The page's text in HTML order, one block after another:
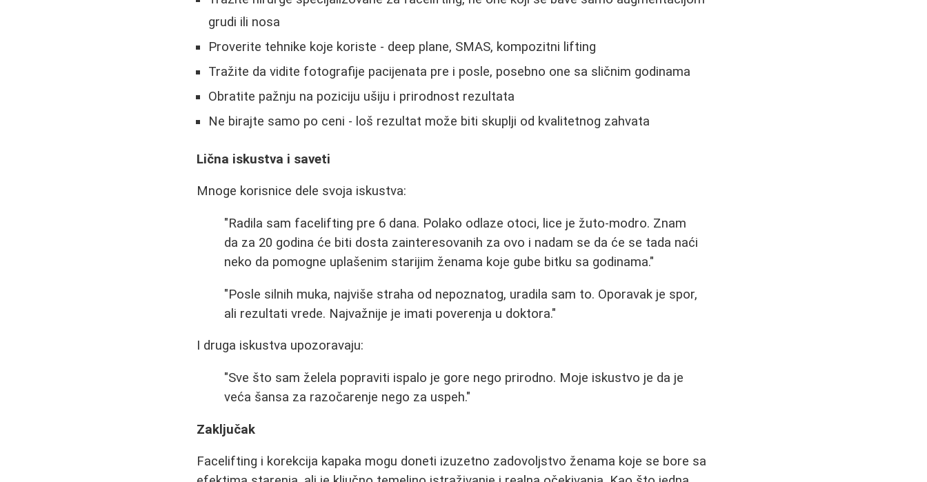
grudi ili nosa
Proverite tehnike koje koriste - deep plane, SMAS, kompozitni lifting
Tražite da vidite fotografije pacijenata pre i posle, posebno one sa sličnim godinama
Obratite pažnju na poziciju ušiju i prirodnost rezultata
Ne birajte samo po ceni - loš rezultat može biti skuplji od kvalitetnog zahvata
Lična iskustva i saveti
Mnoge korisnice dele svoja iskustva:
"Radila sam facelifting pre 6 dana. Polako odlaze otoci, lice je žuto-modro. Znam
da za 20 godina će biti dosta zainteresovanih za ovo i nadam se da će se tada naći
neko da pomogne uplašenim starijim ženama koje gube bitku sa godinama."
"Posle silnih muka, najviše straha od nepoznatog, uradila sam to. Oporavak je spor,
ali rezultati vrede. Najvažnije je imati poverenja u doktora."
I druga iskustva upozoravaju:
"Sve što sam želela popraviti ispalo je gore nego prirodno. Moje iskustvo je da je
veća šansa za razočarenje nego za uspeh."
Zaključak
Facelifting i korekcija kapaka mogu doneti izuzetno zadovoljstvo ženama koje se bore sa